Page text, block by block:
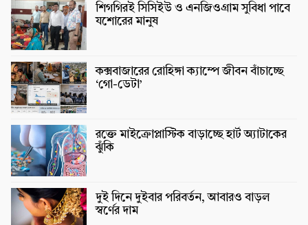
শিগগিরই সিসিইউ ও এনজিওগ্রাম সুবিধা পাবে
যশোরের মানুষ
কক্সবাজারের রোহিঙ্গা ক্যাম্পে জীবন বাঁচাচ্ছে
‘গো-ডেটা’
রক্তে মাইক্রোপ্লাস্টিক বাড়াচ্ছে হার্ট অ্যাটাকের
ঝুঁকি
দুই দিনে দুইবার পরিবর্তন, আবারও বাড়ল
স্বর্ণের দাম